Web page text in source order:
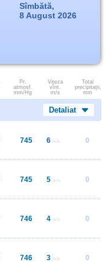
Sîmbătă,
8 August 2026
Pr.
atmosf.
mm/Hg
Viteza
vînt.
m/s
Total
precipitații,
mm
Detaliat
745 6 m/s 0
745 5 m/s 0
746 4 m/s 0
746 3 m/s 0